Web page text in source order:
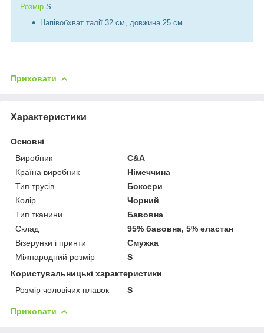
Розмір S
Напівобхват талії 32 см, довжина 25 см.
Приховати
Характеристики
Основні
Виробник
C&A
Країна виробник
Німеччина
Тип трусів
Боксери
Колір
Чорний
Тип тканини
Бавовна
Склад
95% бавовна, 5% еластан
Візерунки і принти
Смужка
Міжнародний розмір
S
Користувальницькі характеристики
Розмір чоловічих плавок
S
Приховати